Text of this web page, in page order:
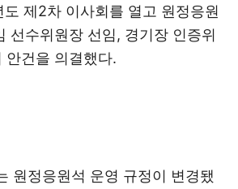
제2차 이사회를 열고 원정응원
선수위원장 선임, 경기장 인증위
안건을 의결했다.
원정응원석 운영 규정이 변경됐